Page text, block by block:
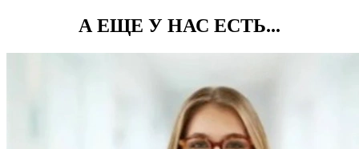
А ЕЩЕ У НАС ЕСТЬ...